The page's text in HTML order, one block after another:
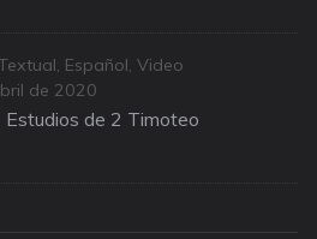
, Español, Video
de 2020
Estudios de 2 Timoteo